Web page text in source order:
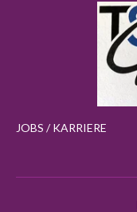
JOBS / KARRIERE